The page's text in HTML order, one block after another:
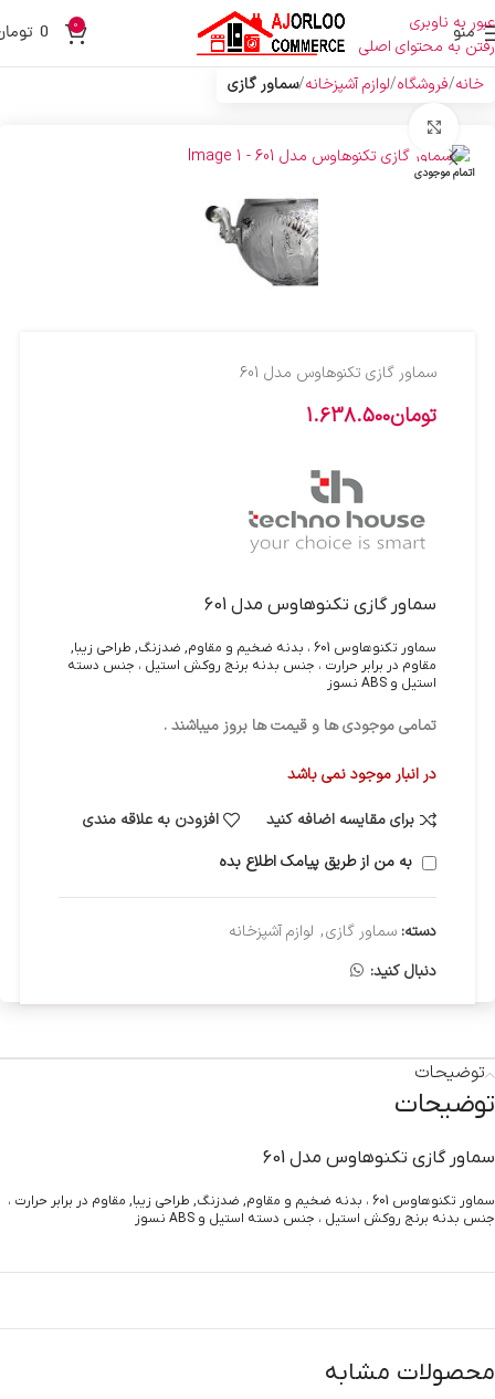
عبور به ناوبری
رفتن به محتوای اصلی
منو 0
0
خانه فروشگاه لوازم آشپزخانه سماور گازی
اتمام موجودی
سماور گازي تکنوهاوس مدل 601
تومان1.638.500
سماور گازي تکنوهاوس مدل 601
سماور تکنوهاوس 601 ، بدنه ضخیم و مقاوم, ضدزنگ, طراحي زيبا,
مقاوم در برابر حرارت ، جنس بدنه برنج روکش استیل ، جنس دسته
استیل و ABS نسوز
تمامی موجودی ها و قیمت ها بروز میباشند .
در انبار موجود نمی باشد
برای مقایسه اضافه کنید
افزودن به علاقه مندی
به من از طریق پیامک اطلاع بده
دسته: سماور گازی, لوازم آشپزخانه
دنبال کنید:
توضیحات
توضیحات
سماور گازي تکنوهاوس مدل 601
سماور تکنوهاوس 601 ، بدنه ضخیم و مقاوم, ضدزنگ, طراحي زيبا, مقاوم در برابر حرارت ،
جنس بدنه برنج روکش استیل ، جنس دسته استیل و ABS نسوز
محصولات مشابه